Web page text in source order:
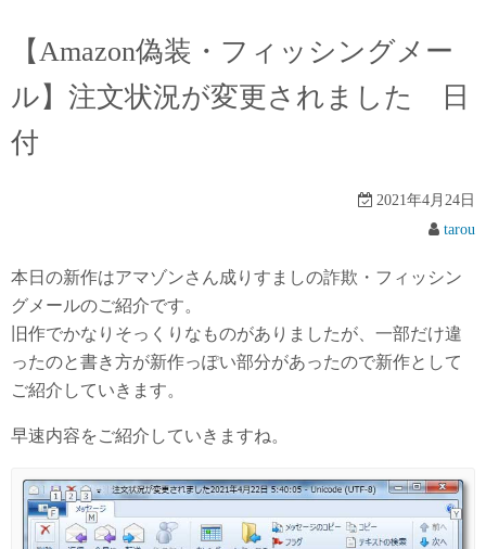
【Amazon偽装・フィッシングメー
ル】注文状況が変更されました 日
付
2021年4月24日
tarou
本日の新作はアマゾンさん成りすましの詐欺・フィッシン
グメールのご紹介です。
旧作でかなりそっくりなものがありましたが、一部だけ違
ったのと書き方が新作っぽい部分があったので新作として
ご紹介していきます。
早速内容をご紹介していきますね。